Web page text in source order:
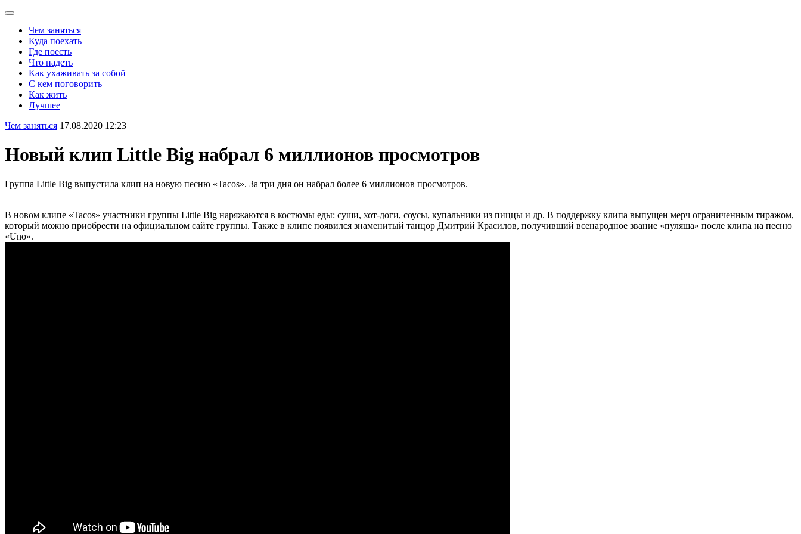
Чем заняться
Куда поехать
Где поесть
Что надеть
Как ухаживать за собой
С кем поговорить
Как жить
Лучшее
Чем заняться 17.08.2020 12:23
Новый клип Little Big набрал 6 миллионов просмотров
Группа Little Big выпустила клип на новую песню «Tacos». За три дня он набрал более 6 миллионов просмотров.
В новом клипе «Tacos» участники группы Little Big наряжаются в костюмы еды: суши, хот-доги, соусы, купальники из пиццы и др. В поддержку клипа выпущен мерч ограниченным тиражом,
который можно приобрести на официальном сайте группы. Также в клипе появился знаменитый танцор Дмитрий Красилов, получивший всенародное звание «пуляша» после клипа на песню
«Uno».